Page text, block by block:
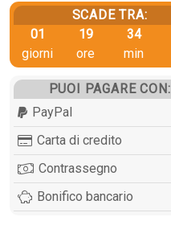
SCADE TRA:
01
giorni
19
ore
34
min
PUOI PAGARE CON:
PayPal
Carta di credito
Contrassegno
Bonifico bancario